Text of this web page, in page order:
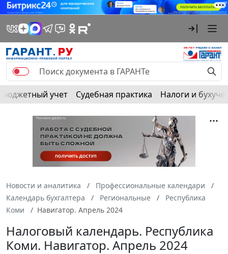
Бюджетный учет Судебная практика Налоги и
Новости и аналитика
Профессиональные календари
Календарь бухгалтера
Региональные
Республика
Коми
Навигатор. Апрель 2024
Налоговый календарь. Республика
Коми. Навигатор. Апрель 2024